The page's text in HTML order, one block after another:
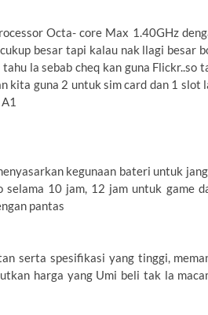
Octa- core Max 1.40GHz
besar tapi kalau nak llagi besar
la sebab cheq kan guna Flickr..so
kita guna 2 untuk sim card dan 1 slot
kegunaan bateri untuk
selama 10 jam, 12 jam untuk game
pantas
serta spesifikasi yang tinggi,
harga yang Umi beli tak la